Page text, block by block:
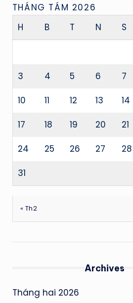
THÁNG TÁM 2026
H
B T N S
3 4 5 6 7
10 11 12 13 14
17 18 19 20 21
24 25 26 27 28
31
« Th2
Archives
Tháng hai 2026